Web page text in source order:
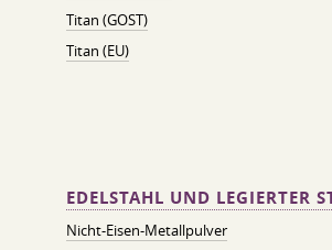
Titan (GOST)
Titan (EU)
EDELSTAHL UND LEGIERTER
Nicht-Eisen-Metallpulver